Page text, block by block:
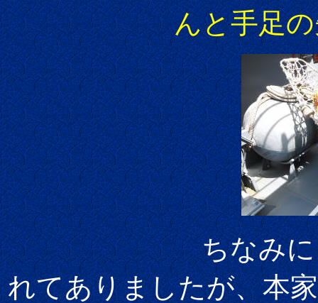
んと手足の先
ちなみに
れてありましたが、本